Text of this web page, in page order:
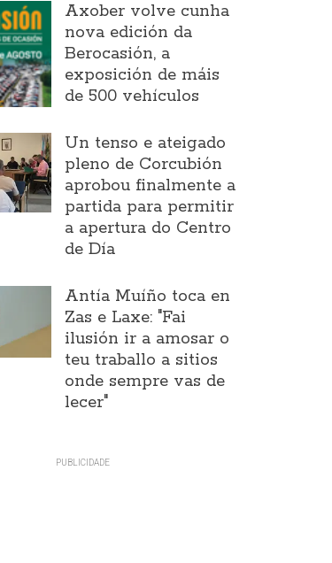
Axober volve cunha
nova edición da
Berocasión, a
exposición de máis
de 500 vehículos
Un tenso e ateigado
pleno de Corcubión
aprobou finalmente a
partida para permitir
a apertura do Centro
de Día
Antía Muíño toca en
Zas e Laxe: "Fai
ilusión ir a amosar o
teu traballo a sitios
onde sempre vas de
lecer"